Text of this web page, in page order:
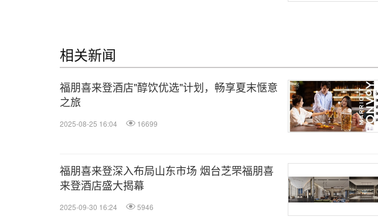
相关新闻
福朋喜来登酒店"醇饮优选"计划，畅享夏末惬意
之旅
2025-08-25 16:04 16699
福朋喜来登深入布局山东市场 烟台芝罘福朋喜
来登酒店盛大揭幕
2025-09-30 16:24 5946